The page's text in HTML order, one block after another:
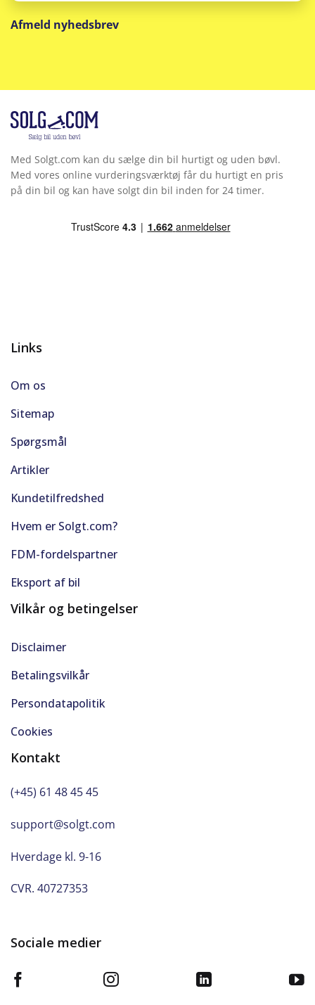
Splitbagsæde
Varmepumpe
Vejbaneassistent
Ventilerede sæder
Afmeld nyhedsbrev
Med Solgt.com kan du sælge din bil hurtigt og uden bøvl.
Med vores online vurderingsværktøj får du hurtigt en pris
på din bil og kan have solgt din bil inden for 24 timer.
Links
Om os
Sitemap
Spørgsmål
Artikler
Kundetilfredshed
Hvem er Solgt.com?
FDM-fordelspartner
Eksport af bil
Vilkår og betingelser
Disclaimer
Betalingsvilkår
Persondatapolitik
Cookies
Kontakt
(+45) 61 48 45 45
support@solgt.com
Hverdage kl. 9-16
CVR. 40727353
Sociale medier